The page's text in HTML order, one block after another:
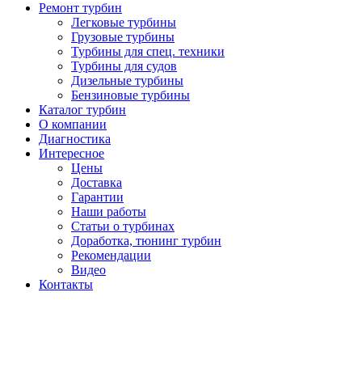
Ремонт турбин
Легковые турбины
Грузовые турбины
Турбины для спец. техники
Турбины для судов
Дизельные турбины
Бензиновые турбины
Каталог турбин
О компании
Диагностика
Интересное
Цены
Доставка
Гарантии
Наши работы
Статьи о турбинах
Доработка, тюнинг турбин
Рекомендации
Видео
Контакты